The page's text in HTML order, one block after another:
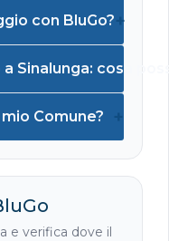
con BluGo?+
Sinalunga: cosa
Comune? +
e verifica dove il